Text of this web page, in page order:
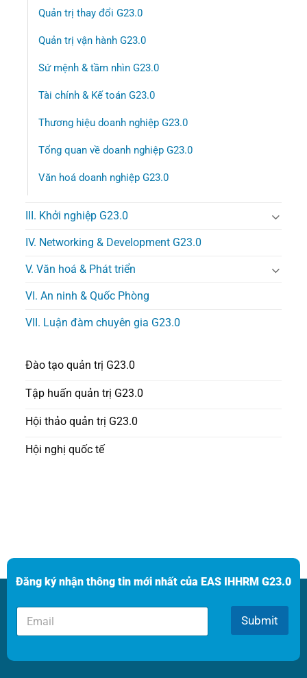
Quản trị thay đổi G23.0
Quản trị vận hành G23.0
Sứ mệnh & tầm nhìn G23.0
Tài chính & Kế toán G23.0
Thương hiệu doanh nghiệp G23.0
Tổng quan về doanh nghiệp G23.0
Văn hoá doanh nghiệp G23.0
III. Khởi nghiệp G23.0
IV. Networking & Development G23.0
V. Văn hoá & Phát triển
VI. An ninh & Quốc Phòng
VII. Luận đàm chuyên gia G23.0
Đào tạo quản trị G23.0
Tập huấn quản trị G23.0
Hội thảo quản trị G23.0
Hội nghị quốc tế
Đăng ký nhận thông tin mới nhất của EAS IHHRM G23.0
E
a
l
Submit